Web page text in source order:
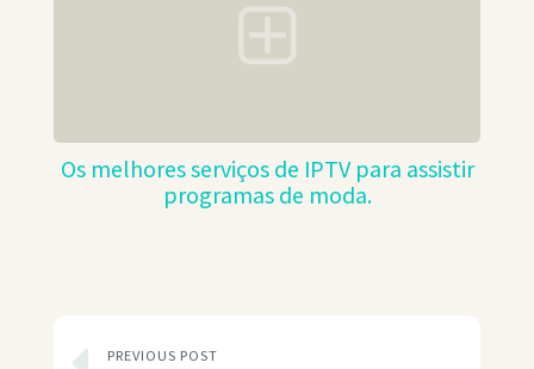
Os melhores serviços de IPTV para assistir
programas de moda.
PREVIOUS POST